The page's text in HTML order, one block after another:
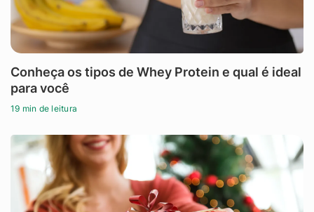
Conheça os tipos de Whey Protein e qual é ideal
para você
19 min de leitura